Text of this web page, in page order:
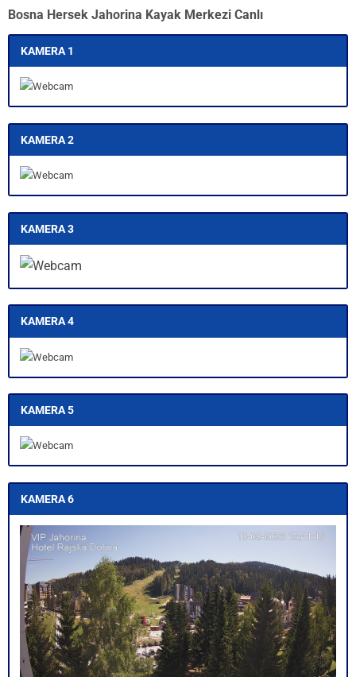
Bosna Hersek Jahorina Kayak Merkezi Canlı
KAMERA 1
KAMERA 2
KAMERA 3
KAMERA 4
KAMERA 5
KAMERA 6